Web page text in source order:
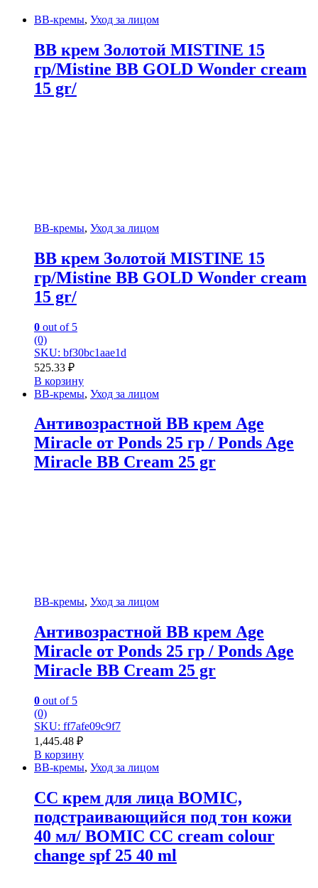
BB-кремы, Уход за лицом
BB крем Золотой MISTINE 15
гр/Mistine BB GOLD Wonder cream
15 gr/
BB-кремы, Уход за лицом
BB крем Золотой MISTINE 15
гр/Mistine BB GOLD Wonder cream
15 gr/
0 out of 5
(0)
SKU: bf30bc1aae1d
525.33 ₽
В корзину
BB-кремы, Уход за лицом
Антивозрастной ВВ крем Age
Miracle от Ponds 25 гр / Ponds Age
Miracle BB Cream 25 gr
BB-кремы, Уход за лицом
Антивозрастной ВВ крем Age
Miracle от Ponds 25 гр / Ponds Age
Miracle BB Cream 25 gr
0 out of 5
(0)
SKU: ff7afe09c9f7
1,445.48 ₽
В корзину
BB-кремы, Уход за лицом
СС крем для лица BOMIC,
подстраивающийся под тон кожи
40 мл/ BOMIC CC cream colour
change spf 25 40 ml